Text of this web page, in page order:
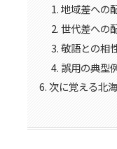
地域差への
世代差への
敬語との相
誤用の典型
次に覚える北